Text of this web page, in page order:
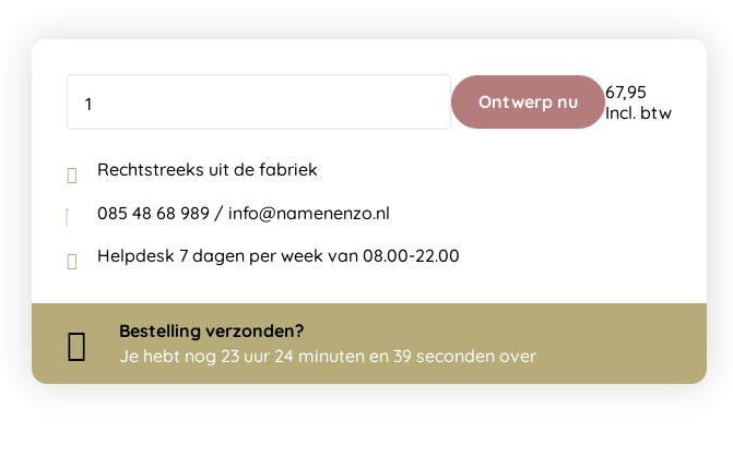
Ontwerp nu
67,95
Incl. btw
Rechtstreeks uit de fabriek
085 48 68 989 / info@namenenzo.nl
Helpdesk 7 dagen per week van 08.00-22.00
Bestelling verzonden?
Je hebt nog 23 uur 24 minuten en 38 seconden over